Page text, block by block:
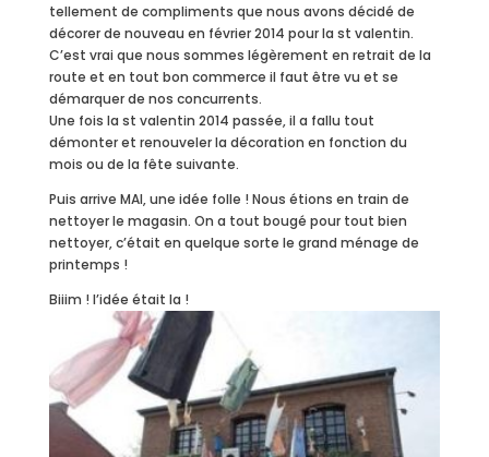
tellement de compliments que nous avons décidé de
décorer de nouveau en février 2014 pour la st valentin.
C’est vrai que nous sommes légèrement en retrait de la
route et en tout bon commerce il faut être vu et se
démarquer de nos concurrents.
Une fois la st valentin 2014 passée, il a fallu tout
démonter et renouveler la décoration en fonction du
mois ou de la fête suivante.
Puis arrive MAI, une idée folle ! Nous étions en train de
nettoyer le magasin. On a tout bougé pour tout bien
nettoyer, c’était en quelque sorte le grand ménage de
printemps !
Biiim ! l’idée était la !